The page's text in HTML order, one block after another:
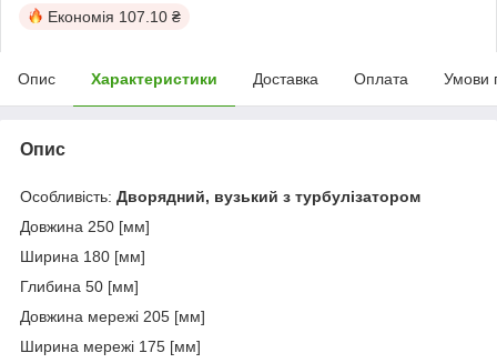
Економія 107.10 ₴
Опис Характеристики Доставка Оплата Умови
Опис
Особливість: Дворядний, вузький з турбулізатором
Довжина 250 [мм]
Ширина 180 [мм]
Глибина 50 [мм]
Довжина мережі 205 [мм]
Ширина мережі 175 [мм]